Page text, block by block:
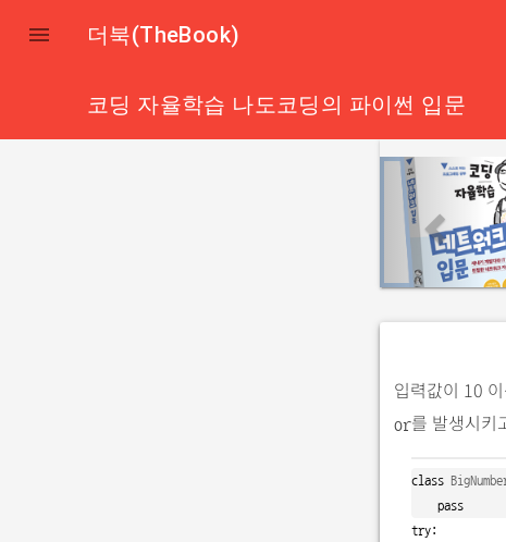
 더북(TheBook)
코딩 자율학습 나도코딩의 파이썬 입문
p
e
v
i
o
s
입력값이 10
or를 발생시키
class
pass
try: